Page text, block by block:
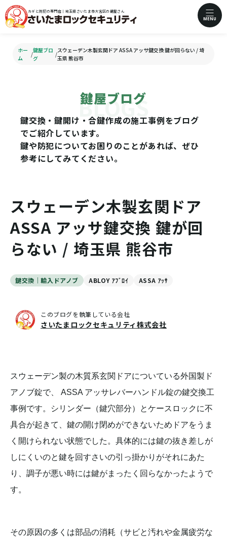
カギと防犯の専門店｜埼玉県さいたま市大宮区の鍵屋さん
MENU
ホー
ム
/
鍵屋ブロ
グ
/
スウェーデン木製玄関ドア ASSA アッサ鍵交換 鍵が回らない / 埼
玉県 熊谷市
鍵屋ブログ
鍵交換・鍵開け・合鍵作成の施工事例をブログ
でご紹介しています。
鍵や防犯についてお困りのことがあれば、ぜひ
参考にしてみてください。
スウェーデン木製玄関ドア
ASSA アッサ鍵交換 鍵が回
らない / 埼玉県 熊谷市
鍵交換｜輸入ドアノブ ABLOY ｱﾌﾞﾛｲ ASSA ｱｯｻ
このブログを執筆している会社
さいたまロックセキュリティ株式会社
スウェーデン製の木質系玄関ドアについている外国製ド
アノブ錠で、 ASSA アッサレバーハンドル錠の鍵交換工
事例です。シリンダー（鍵穴部分）とケースロックに不
具合が起きて、鍵の開け閉めができないためドアをうま
く開けられない状態でした。具体的には鍵の抜き差しが
しにくいのと鍵を回すさいの引っ掛かりがそれにあた
り、調子が悪い時には鍵がまったく回らなかったようで
す。
その原因の多くは部品の消耗（サビと汚れや金属疲労な